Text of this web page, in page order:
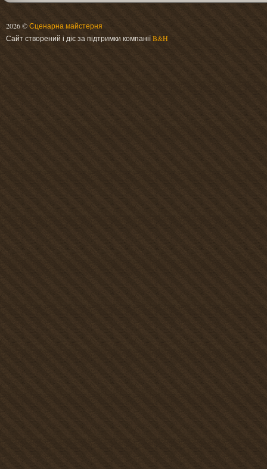
2026 ©Сценарна майстерня
Сайт створений і діє за підтримки компаніїB&H